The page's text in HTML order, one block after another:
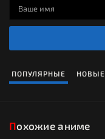
ПОПУЛЯРНЫЕ НОВЫЕ
Похожие аниме